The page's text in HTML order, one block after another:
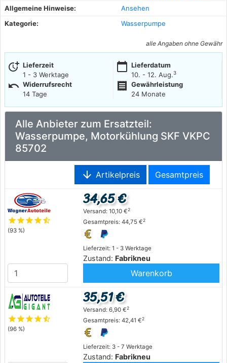
Allgemeine Hinweise:
Ansehen
Kategorie:
Wasserpumpe
alle Angaben ohne Gewähr
more_time Lieferzeit
1 - 3 Werktage
calendar_today Lieferdatum
10. - 12. Aug.3
undo Widerrufsrecht
14 Tage
receipt
Gewährleistung
24 Monate
Alle Anbieter zum Ersatzteil:
Wasserpumpe, Motorkühlung SKF VKPC
85702
arrow_downward Artikelpreis Gesamtpreis
starstarstarstarstar_half
(93 %)
Lieferzeit: 1 - 3 Werktage
Zustand: Fabrikneu
34,65 €
Versand: 10,10 €2
Gesamtpreis: 44,75 €2
Warenkorb
starstarstarstarstar_half
(96 %)
Lieferzeit: 3 - 7 Werktage
Zustand: Fabrikneu
35,51 €
Versand: 6,90 €2
Gesamtpreis: 42,41 €2